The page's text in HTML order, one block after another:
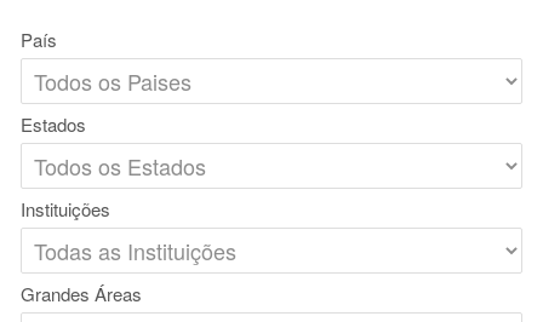
País
Estados
Instituições
Grandes Áreas